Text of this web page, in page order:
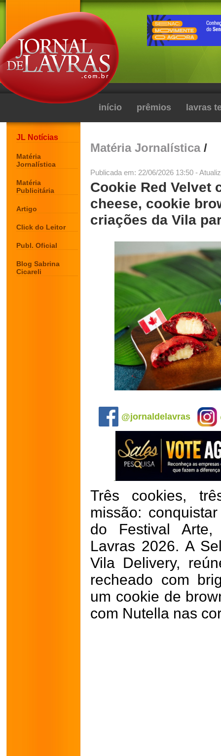
início prêmios lavras
JL Notícias
Matéria
Jornalística
Matéria
Publicitária
Artigo
Click do Leitor
Publ. Oficial
Blog Sabrina
Cicareli
Matéria Jornalística/
Publicada em: 22/06/2026 13:50 -
Cookie Red Velvet
cheese, cookie
criações da Vila
@jornaldelavras
Três cookies,
missão:
do Festival
Lavras 2026. A
Vila Delivery,
recheado com
um cookie de
com Nutella nas